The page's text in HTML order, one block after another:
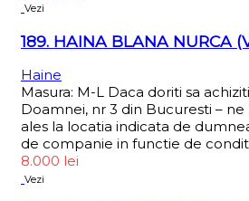
Vezi
189. HAINA BLANA NURCA
Haine
Masura: M-L Daca doriti sa
Doamnei, nr 3 din Bucuresti –
ales la locatia indicata de
de companie in functie de
8.000 lei
Vezi